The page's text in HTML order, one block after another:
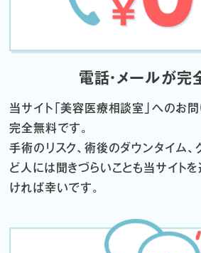
電話・メールが完
当サイト「美容医療相談室」へのお
完全無料です。
手術のリスク、術後のダウンタイム、
ど 人には聞きづらいことも当サイト
ければ幸いです。